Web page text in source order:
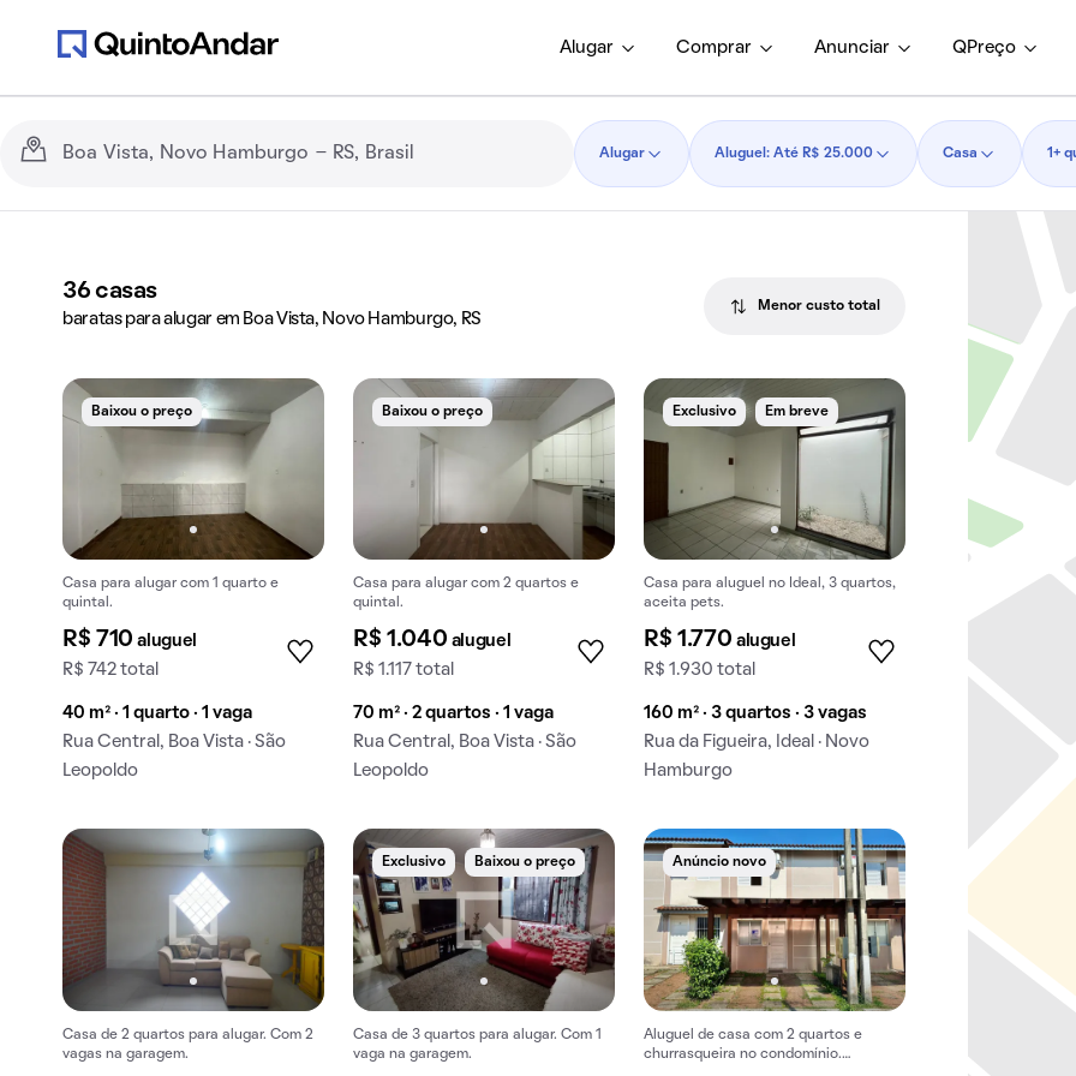
Alugar Comprar Anunciar QPreço
Alugar Aluguel: Até R$ 25.000 Casa 1+
36 casas
baratas para alugar em Boa Vista, Novo Hamburgo, RS
Menor custo total
Baixou o preço
Casa para alugar com 1 quarto e
quintal.
R$ 710aluguel
R$ 742 total
40 m² · 1 quarto · 1 vaga
Rua Central, Boa Vista · São
Leopoldo
Baixou o preço
Casa para alugar com 2 quartos e
quintal.
R$ 1.040 aluguel
R$ 1.117 total
70 m² · 2 quartos · 1 vaga
Rua Central, Boa Vista · São
Leopoldo
Exclusivo Em breve
Casa para aluguel no Ideal, 3 quartos,
aceita pets.
R$ 1.770 aluguel
R$ 1.930 total
160 m² · 3 quartos · 3 vagas
Rua da Figueira, Ideal · Novo
Hamburgo
Casa de 2 quartos para alugar. Com 2
vagas na garagem.
Exclusivo Baixou o preço
Casa de 3 quartos para alugar. Com 1
vaga na garagem.
Anúncio novo
Aluguel de casa com 2 quartos e
churrasqueira no condomínio.